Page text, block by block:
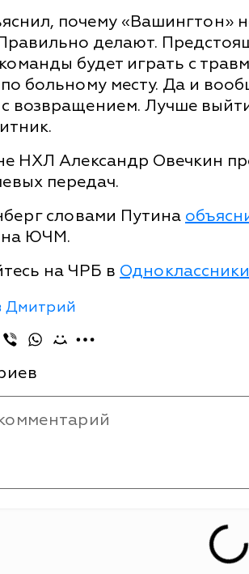
почему «Вашингтон»
делают.
будет играть с
больному месту. Да и
возвращением. Лучше
НХЛ Александр Овечкин
передач.
словами Путина
ЮЧМ.
на ЧРБ в Одноклассники
Дмитрий